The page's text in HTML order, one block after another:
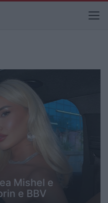
Mishel e
e BBV